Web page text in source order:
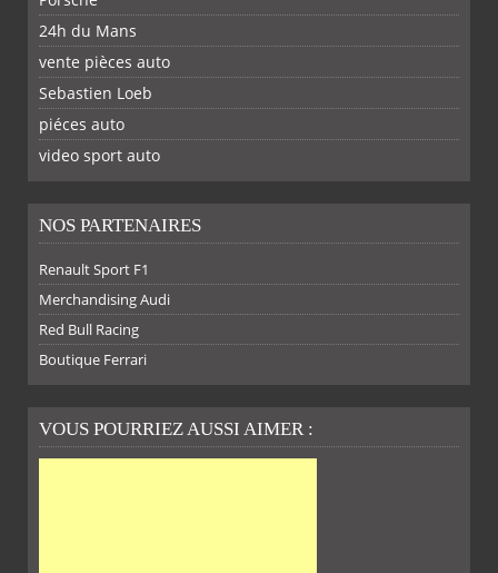
SUR SUR SUR SUR
FACEBOOKTWITTER
24h du Mans
vente pièces auto
Sebastien Loeb
piéces auto
video sport auto
NOS PARTENAIRES
Renault Sport F1
Merchandising Audi
Red Bull Racing
Boutique Ferrari
VOUS POURRIEZ AUSSI AIMER :